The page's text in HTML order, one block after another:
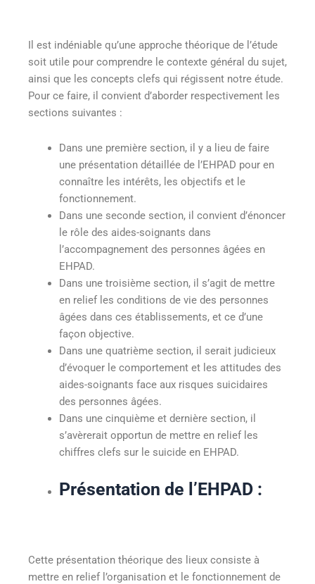
Il est indéniable qu’une approche théorique de l’étude
soit utile pour comprendre le contexte général du sujet,
ainsi que les concepts clefs qui régissent notre étude.
Pour ce faire, il convient d’aborder respectivement les
sections suivantes :
Dans une première section, il y a lieu de faire
une présentation détaillée de l’EHPAD pour en
connaître les intérêts, les objectifs et le
fonctionnement.
Dans une seconde section, il convient d’énoncer
le rôle des aides-soignants dans
l’accompagnement des personnes âgées en
EHPAD.
Dans une troisième section, il s’agit de mettre
en relief les conditions de vie des personnes
âgées dans ces établissements, et ce d’une
façon objective.
Dans une quatrième section, il serait judicieux
d’évoquer le comportement et les attitudes des
aides-soignants face aux risques suicidaires
des personnes âgées.
Dans une cinquième et dernière section, il
s’avèrerait opportun de mettre en relief les
chiffres clefs sur le suicide en EHPAD.
Présentation de l’EHPAD:
Cette présentation théorique des lieux consiste à
mettre en relief l’organisation et le fonctionnement de